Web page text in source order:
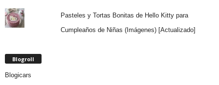
Pasteles y Tortas Bonitas de Hello Kitty para
Cumpleaños de Niñas (Imágenes) [Actualizado]
Blogroll
Blogicars